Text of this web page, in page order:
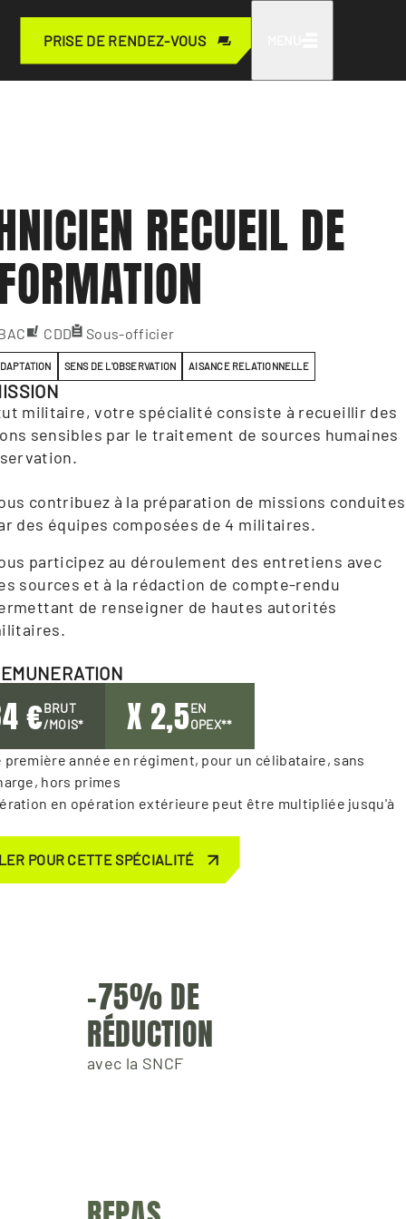
PRISE DE RENDEZ-VOUS
RECUEIL DE
CDD Sous-officier
SENS DE L'OBSERVATION AISANCE RELATIONNELLE
militaire, votre spécialité consiste à recueillir des
sensibles par le traitement de sources humaines
contribuez à la préparation de missions conduites
des équipes composées de 4 militaires.
participez au déroulement des entretiens avec
sources et à la rédaction de compte-rendu
de renseigner de hautes autorités
€BRUT
/MOIS*
X 2,5EN
OPEX**
première année en régiment, pour un célibataire, sans
hors primes
en opération extérieure peut être multipliée jusqu'à
POUR CETTE SPÉCIALITÉ
-75% DE
RÉDUCTION
avec la SNCF